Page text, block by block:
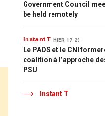
Government Council
be held remotely
Instant T HIER 17:29
Le PADS et le CNI
coalition à l’approche
PSU
Instant T